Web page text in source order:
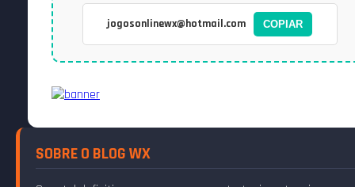
jogosonlinewx@hotmail.com COPIAR
SOBRE O BLOG WX